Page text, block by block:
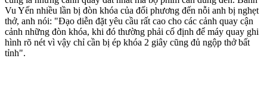
Vu Yến nhiều lần bị đòn khóa của đối phương đến nỗi anh bị nghẹt
thở, anh nói: "Đạo diễn đặt yêu cầu rất cao cho các cảnh quay cận
cảnh những đòn khóa, khi đó thường phải cố định để máy quay ghi
hình rõ nét vì vậy chỉ cần bị ép khóa 2 giây cũng đủ ngộp thở bất
tỉnh".